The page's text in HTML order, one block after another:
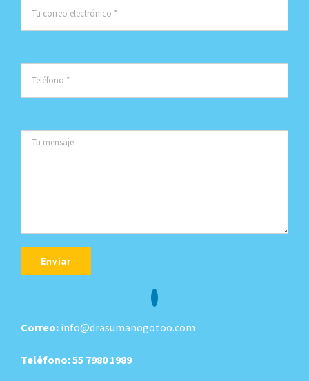
Correo: info@drasumanogotoo.com
Teléfono:55 7980 1989